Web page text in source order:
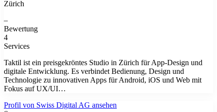
Zürich
–
Bewertung
4
Services
Taktil ist ein preisgekröntes Studio in Zürich für App-Design und
digitale Entwicklung. Es verbindet Bedienung, Design und
Technologie zu innovativen Apps für Android, iOS und Web mit
Fokus auf UX/UI…
Profil von Swiss Digital AG ansehen